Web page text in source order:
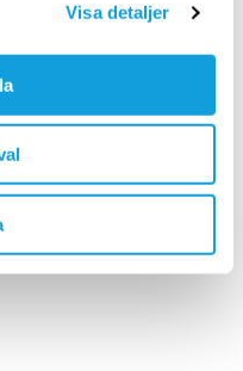
Visa detaljer